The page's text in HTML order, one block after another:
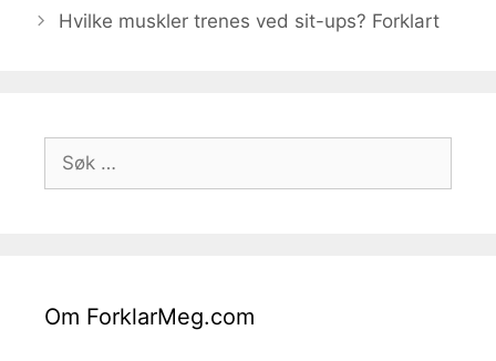
Hvilke muskler trenes ved sit-ups? Forklart
etter:
Om ForklarMeg.com